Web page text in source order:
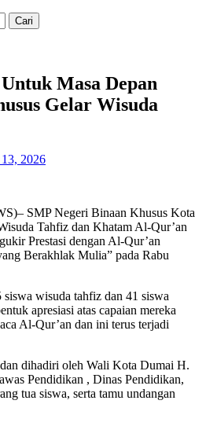
Masa Depan
Gelar Wisuda
2026
SMP Negeri Binaan Khusus Kota
Tahfiz dan Khatam Al-Qur’an
Prestasi dengan Al-Qur’an
Berakhlak Mulia” pada Rabu
wisuda tahfiz dan 41 siswa
apresiasi atas capaian mereka
Al-Qur’an dan ini terus terjadi
dihadiri oleh Wali Kota Dumai H.
Pendidikan , Dinas Pendidikan,
tua siswa, serta tamu undangan